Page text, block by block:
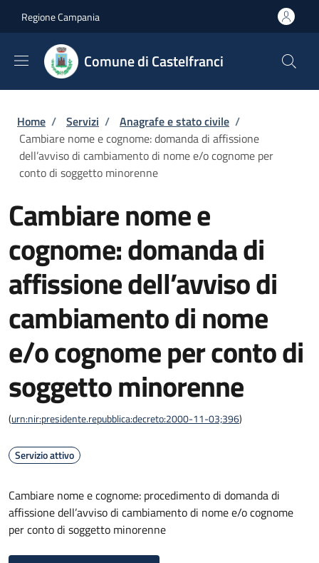
Regione Campania
Comune di Castelfranci
Briciole di pane
Home / Servizi / Anagrafe e stato civile /
Cambiare nome e cognome: domanda di affissione
dell’avviso di cambiamento di nome e/o cognome per
conto di soggetto minorenne
Cambiare nome e
cognome: domanda di
affissione dell’avviso di
cambiamento di nome
e/o cognome per conto di
soggetto minorenne
(urn:nir:presidente.repubblica:decreto:2000-11-03;396)
Servizio attivo
Cambiare nome e cognome: procedimento di domanda di
affissione dell’avviso di cambiamento di nome e/o cognome
per conto di soggetto minorenne